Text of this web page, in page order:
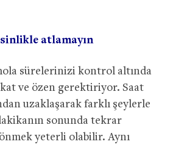
atlamayın
sürelerinizi kontrol altında
ve özen gerektiriyor. Saat
uzaklaşarak farklı şeylerle
sonunda tekrar
yeterli olabilir. Aynı